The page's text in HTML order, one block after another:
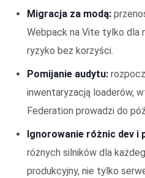
Migracja za modą:
Webpack na Vite tylko dla
ryzyko bez korzyści.
Pomijanie audytu:
inwentaryzacją loaderów,
Federation prowadzi do
Ignorowanie różnic dev i
różnych silników dla
produkcyjny, nie tylko